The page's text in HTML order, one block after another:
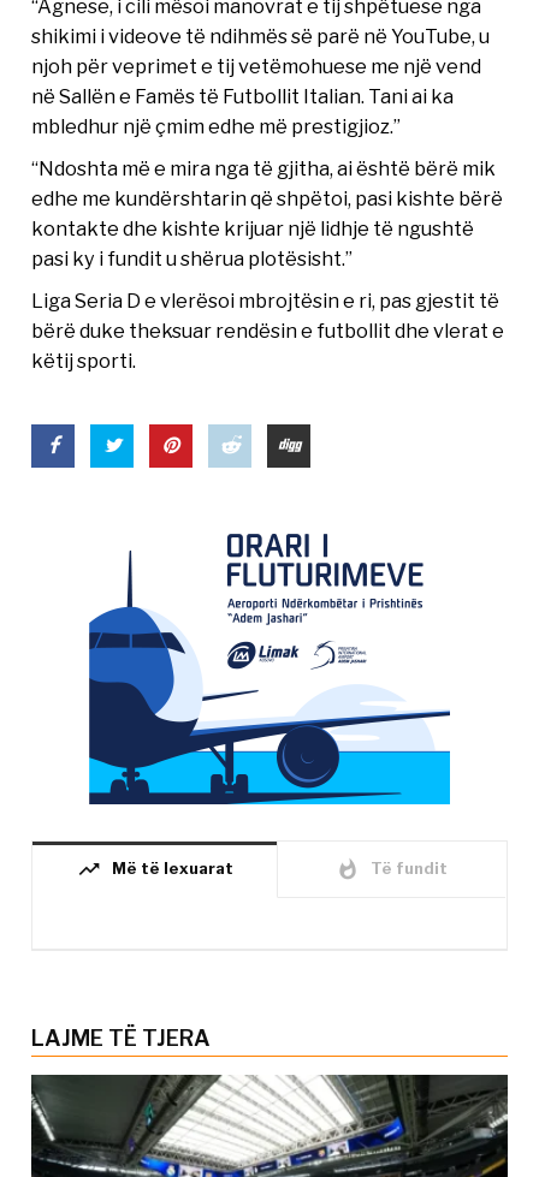
“Agnese, i cili mësoi manovrat e tij shpëtuese nga
shikimi i videove të ndihmës së parë në YouTube, u
njoh për veprimet e tij vetëmohuese me një vend
në Sallën e Famës të Futbollit Italian. Tani ai ka
mbledhur një çmim edhe më prestigjioz.”
“Ndoshta më e mira nga të gjitha, ai është bërë mik
edhe me kundërshtarin që shpëtoi, pasi kishte bërë
kontakte dhe kishte krijuar një lidhje të ngushtë
pasi ky i fundit u shërua plotësisht.”
Liga Seria D e vlerësoi mbrojtësin e ri, pas gjestit të
bërë duke theksuar rendësin e futbollit dhe vlerat e
këtij sporti.
trending_up Më të lexuarat whatshot Të fundit
LAJME TË TJERA